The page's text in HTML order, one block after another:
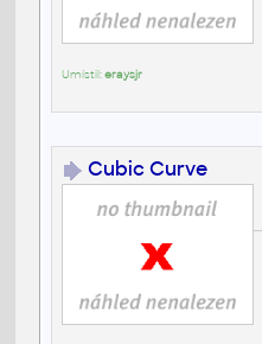
Umístil:eraysjr
Cubic Curve